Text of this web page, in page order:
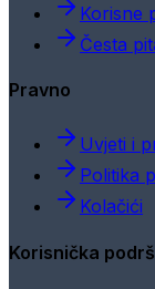
Korisne
Česta
Pravno
Uvjeti i
Politika
Kolačići
Korisnička